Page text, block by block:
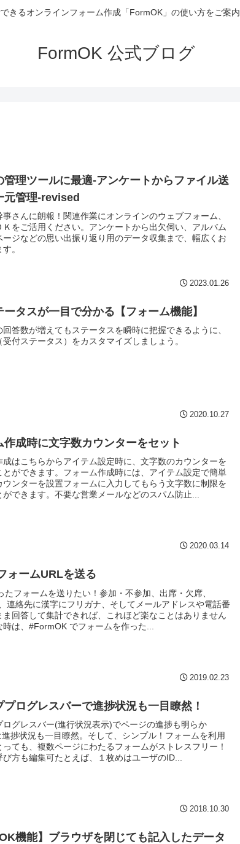
きるオンラインフォーム作成「FormOK」の使い方をご案
FormOK 公式ブログ
管理ツールに最適-アンケートからファイル送
元管理-revised
事さんに朗報！関連作業にオンラインのウェブフォーム、
Ｋをご活用ください。アンケートから出欠伺い、アルバム
ージなどの思い出振り返り用のデータ収集まで、幅広くお
。
2023.01.26
ータスが一目で分かる【フォーム機能】
回答数が増えてもステータスを瞬時に把握できるように、
付ステータス）をカスタマイズしましょう。
2020.10.27
作成時に文字数カウンターをセット
成はこちらからアイテム設定時に、文字数のカウンターを
とができます。フォーム作成時には、アイテム設定で簡単
ウンターを設置フォームに入力してもらう文字数に制限を
ができます。不要な営業メールなどのスパム防止...
2020.03.14
ォームURLを送る
たフォームを送りたい！参加・不参加、出席・欠席、
連絡先に漢字にフリガナ、そしてメールアドレスや電話番
ま回答して集計できれば、これほど楽なことはありません
時は、#FormOK でフォームを作った...
2019.02.23
プログレスバーで進捗状況も一目瞭然！
ログレスバー(進行状況表示)でページの進捗も明らか
捗状況も一目瞭然。そして、シンプル！フォームを利用
っても、複数ページにわたるフォームがストレスフリー！
び方も編集可たとえば、１枚めはユーザのID...
2018.10.30
機能】ブラウザを閉じても記入したデータ